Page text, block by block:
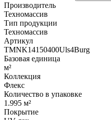
Производитель
Техномассив
Тип продукции
Техномассив
Артикул
TMNK14150400Uls4Burg
Базовая единица
м²
Коллекция
Флекс
Количество в упаковке
1.995 м²
Покрытие